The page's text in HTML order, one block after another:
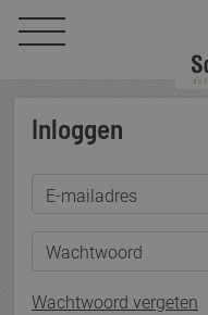
Inloggen
E-mailadres
Wachtwoord
Wachtwoord vergeten